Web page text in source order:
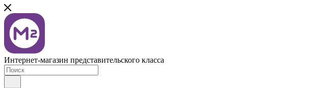
Интернет-магазин представительского класса